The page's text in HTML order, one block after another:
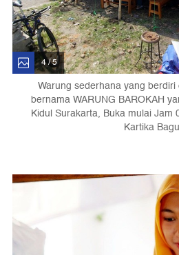
4 / 5
Warung sederhana yang
bernama WARUNG BAROKAH
Kidul Surakarta, Buka mulai Jam
Kartika